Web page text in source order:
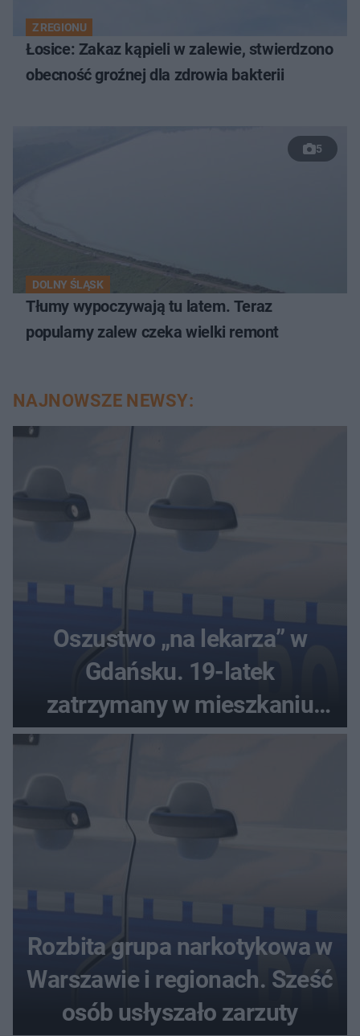
Z REGIONU
Łosice: Zakaz kąpieli w zalewie, stwierdzono
obecność groźnej dla zdrowia bakterii
5
DOLNY ŚLĄSK
Tłumy wypoczywają tu latem. Teraz
popularny zalew czeka wielki remont
NAJNOWSZE NEWSY:
Oszustwo „na lekarza” w
Gdańsku. 19-latek
zatrzymany w mieszkaniu
seniora
Rozbita grupa narkotykowa w
Warszawie i regionach. Sześć
osób usłyszało zarzuty